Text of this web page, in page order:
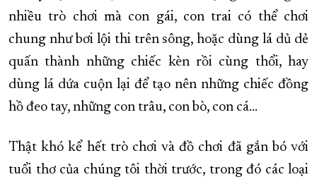
nhiều trò chơi mà con gái, con trai có thể chơi
chung như bơi lội thi trên sông, hoặc dùng lá dủ dẻ
quấn thành những chiếc kèn rồi cùng thổi, hay
dùng lá dứa cuộn lại để tạo nên những chiếc đồng
hồ đeo tay, những con trâu, con bò, con cá…
Thật khó kể hết trò chơi và đồ chơi đã gắn bó với
tuổi thơ của chúng tôi thời trước, trong đó các loại